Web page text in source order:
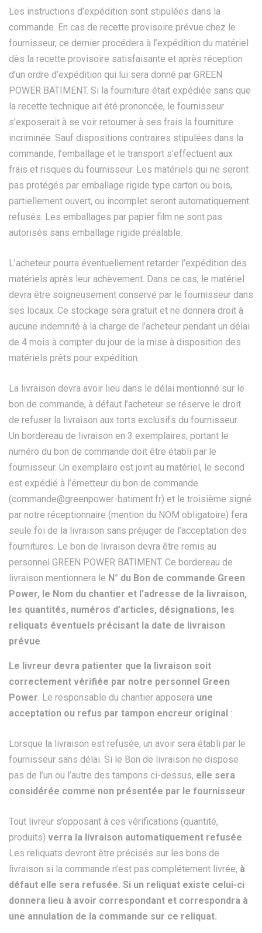
Les instructions d’expédition sont stipulées dans la
commande. En cas de recette provisoire prévue chez le
fournisseur, ce dernier procédera à l’expédition du matériel
dès la recette provisoire satisfaisante et après réception
d’un ordre d’expédition qui lui sera donné par GREEN
POWER BATIMENT. Si la fourniture était expédiée sans que
la recette technique ait été prononcée, le fournisseur
s’exposerait à se voir retourner à ses frais la fourniture
incriminée. Sauf dispositions contraires stipulées dans la
commande, l’emballage et le transport s’effectuent aux
frais et risques du fournisseur. Les matériels qui ne seront
pas protégés par emballage rigide type carton ou bois,
partiellement ouvert, ou incomplet seront automatiquement
refusés. Les emballages par papier film ne sont pas
autorisés sans emballage rigide préalable.
L’acheteur pourra éventuellement retarder l’expédition des
matériels après leur achèvement. Dans ce cas, le matériel
devra être soigneusement conservé par le fournisseur dans
ses locaux. Ce stockage sera gratuit et ne donnera droit à
aucune indemnité à la charge de l’acheteur pendant un délai
de 4 mois à compter du jour de la mise à disposition des
matériels prêts pour expédition.
La livraison devra avoir lieu dans le délai mentionné sur le
bon de commande, à défaut l’acheteur se réserve le droit
de refuser la livraison aux torts exclusifs du fournisseur.
Un bordereau de livraison en 3 exemplaires, portant le
numéro du bon de commande doit être établi par le
fournisseur. Un exemplaire est joint au matériel, le second
est expédié à l’émetteur du bon de commande
(commande@greenpower-batiment.fr) et le troisième signé
par notre réceptionnaire (mention du NOM obligatoire) fera
seule foi de la livraison sans préjuger de l’acceptation des
fournitures. Le bon de livraison devra être remis au
personnel GREEN POWER BATIMENT. Ce bordereau de
livraison mentionnera le N° du Bon de commande Green
Power, le Nom du chantier et l’adresse de la livraison,
les quantités, numéros d’articles, désignations, les
reliquats éventuels précisant la date de livraison
prévue.
Le livreur devra patienter que la livraison soit
correctement vérifiée par notre personnel Green
Power. Le responsable du chantier apposera une
acceptation ou refus par tampon encreur original :
Lorsque la livraison est refusée, un avoir sera établi par le
fournisseur sans délai. Si le Bon de livraison ne dispose
pas de l’un ou l’autre des tampons ci-dessus, elle sera
considérée comme non présentée par le fournisseur.
Tout livreur s’opposant à ces vérifications (quantité,
produits) verra la livraison automatiquement refusée.
Les reliquats devront être précisés sur les bons de
livraison si la commande n’est pas complétement livrée, à
défaut elle sera refusée. Si un reliquat existe celui-ci
donnera lieu à avoir correspondant et correspondra à
une annulation de la commande sur ce reliquat.